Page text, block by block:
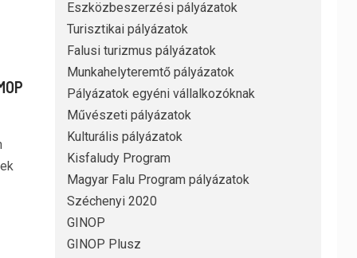
Eszközbeszerzési pályázatok
Turisztikai pályázatok
Falusi turizmus pályázatok
Munkahelyteremtő pályázatok
Pályázatok egyéni vállalkozóknak
Művészeti pályázatok
Kulturális pályázatok
Kisfaludy Program
Magyar Falu Program pályázatok
Széchenyi 2020
GINOP
GINOP Plusz